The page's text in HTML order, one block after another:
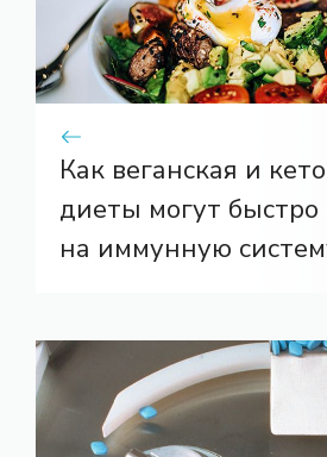
Как веганская и
диеты могут быстро
на иммунную